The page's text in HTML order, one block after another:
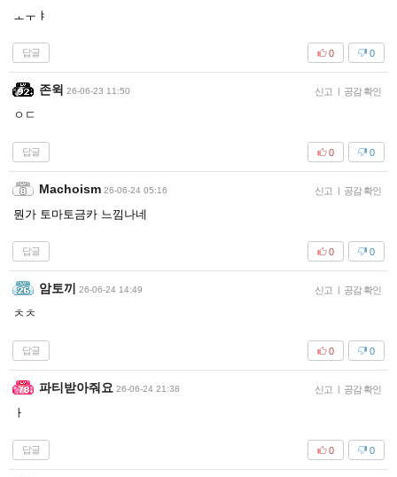
ㅗㅜㅑ
답글 0
0
존윅 26-06-23 11:50 신고 | 공감 확인
ㅇㄷ
답글 0
0
Machoism 26-06-24 05:16 신고 | 공감 확인
뭔가 토마토금카 느낌나네
답글 0
0
암토끼 26-06-24 14:49 신고 | 공감 확인
ㅊㅊ
답글 0
0
파티받아줘요 26-06-24 21:38 신고 | 공감 확인
ㅏ
답글 0
0